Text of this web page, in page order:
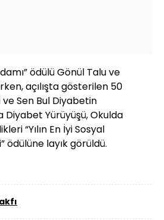
ödülü Gönül Talu ve
açılışta gösterilen 50
Sen Bul Diyabetin
Diyabet Yürüyüşü, Okulda
“Yılın En İyi Sosyal
ödülüne layık görüldü.